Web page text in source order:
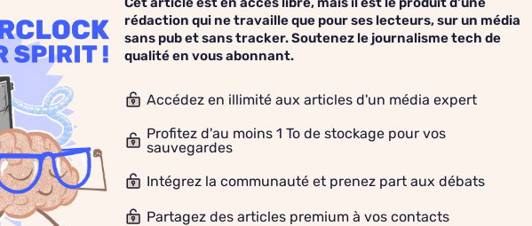
rédaction qui ne travaille que pour ses lecteurs, sur un média
sans pub et sans tracker. Soutenez le journalisme tech de
qualité en vous abonnant.
Accédez en illimité aux articles d'un média expert
Profitez d'au moins 1 To de stockage pour vos
sauvegardes
Intégrez la communauté et prenez part aux débats
Partagez des articles premium à vos contacts